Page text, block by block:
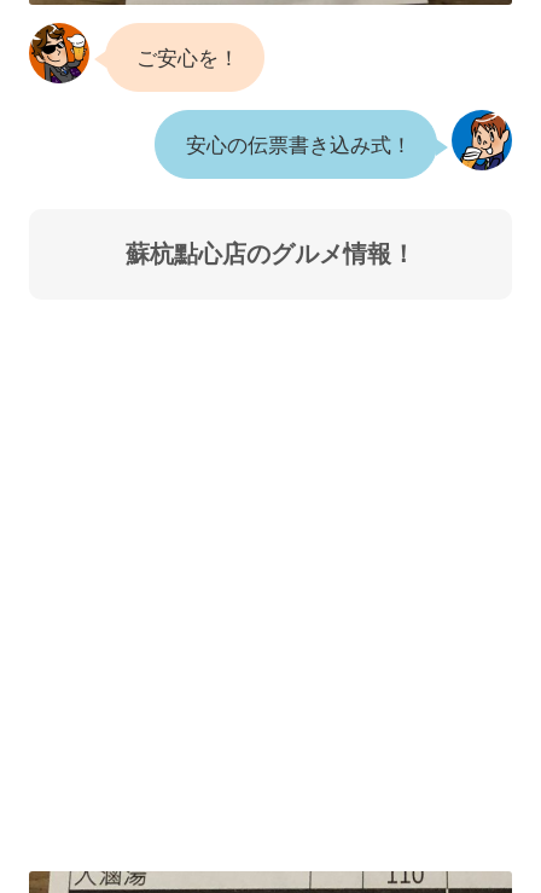
ご安心を！
安心の伝票書き込み式！
蘇杭點心店のグルメ情報！